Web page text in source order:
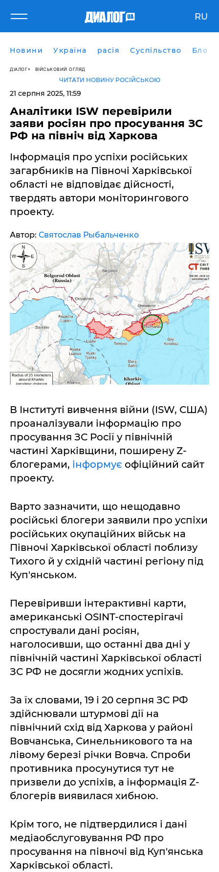
RU
Новини Україна расія Суспільство Блоги
ДІАЛОГ ВІЙСЬКОВИЙ ОГЛЯД
ЧИТАТИ НОВИНУ РОСІЙСЬКОЮ
21 серпня 2025, 11:59
Аналітики ISW перевірили
заяви росіян про просування ЗС
РФ на північ від Харкова
Інформація про успіхи російських
загарбників на Півночі Харківської
області не відповідає дійсності,
твердять автори моніторингового
проекту.
Автор: Святослав Рыбальченко
В Інституті вивчення війни (ISW, США)
проаналізували інформацію про
просування ЗС Росії у північній
частині Харківщини, поширену Z-
блогерами, інформує офіційний сайт
проекту.
Варто зазначити, що нещодавно
російські блогери заявили про успіхи
російських окупаційних військ на
Півночі Харківської області поблизу
Тихого й у східній частині регіону під
Куп'янськом.
Перевіривши інтерактивні карти,
американські OSINT-спостерігачі
спростували дані росіян,
наголосивши, що останні два дні у
північній частині Харківської області
ЗС РФ не досягли жодних успіхів.
За їх словами, 19 і 20 серпня ЗС РФ
здійснювали штурмові дії на
північний схід від Харкова у районі
Вовчанська, Синельникового та на
лівому березі річки Вовча. Спроби
противника просунутися тут не
призвели до успіхів, а інформація Z-
блогерів виявилася хибною.
Крім того, не підтвердилися і дані
медіаобслуговування РФ про
просування на півночі від Куп'янська
Харківської області.